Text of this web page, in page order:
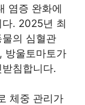
염증 완화에
. 2025년 최
의 심혈관
방울토마토가
침합니다.
체중 관리가